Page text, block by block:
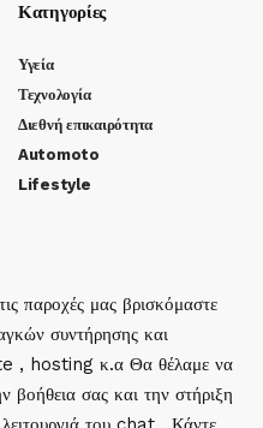
Κατηγορίες
Υγεία
Τεχνολογία
Διεθνή επικαιρότητα
Automoto
Lifestyle
παροχές μας βρισκόμαστε
συντήρησης και
, hosting κ.α Θα θέλαμε να
βοήθεια σας και την στήριξη